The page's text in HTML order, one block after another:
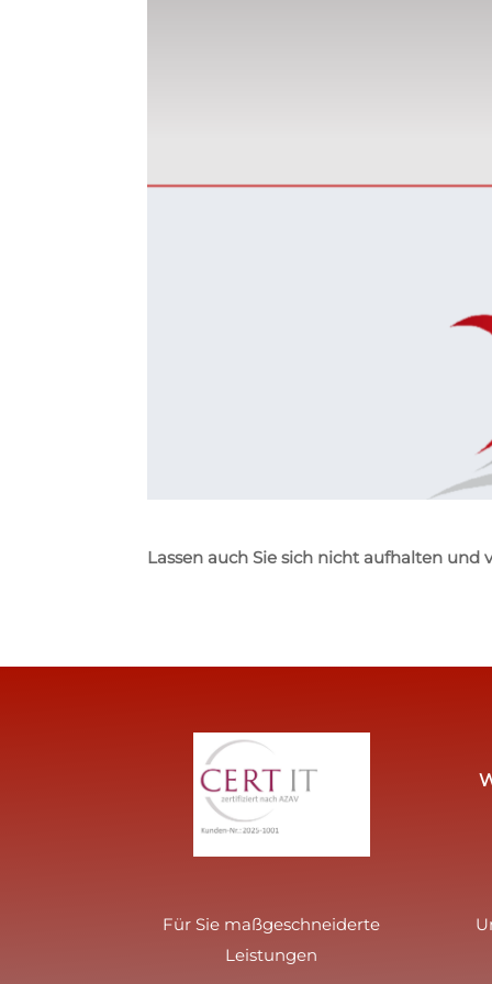
Lassen auch Sie sich nicht aufhalten
Für Sie maßgeschneiderte
Leistungen